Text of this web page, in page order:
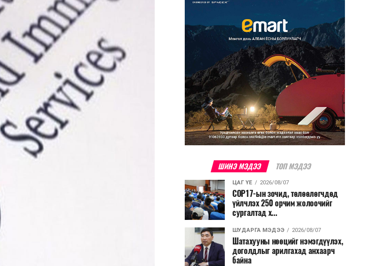
ШИНЭ МЭДЭЭ ТОП МЭДЭЭ
ЦАГ ҮЕ 2026/08/07
COP17-ын зочид, төлөөлөгчдөд
үйлчлэх 250 орчим жолоочийг
сургалтад х...
ШУДАРГА МЭДЭЭ 2026/08/07
Шатахууны нөөцийг нэмэгдүүлэх,
доголдлыг арилгахад анхаарч
байна